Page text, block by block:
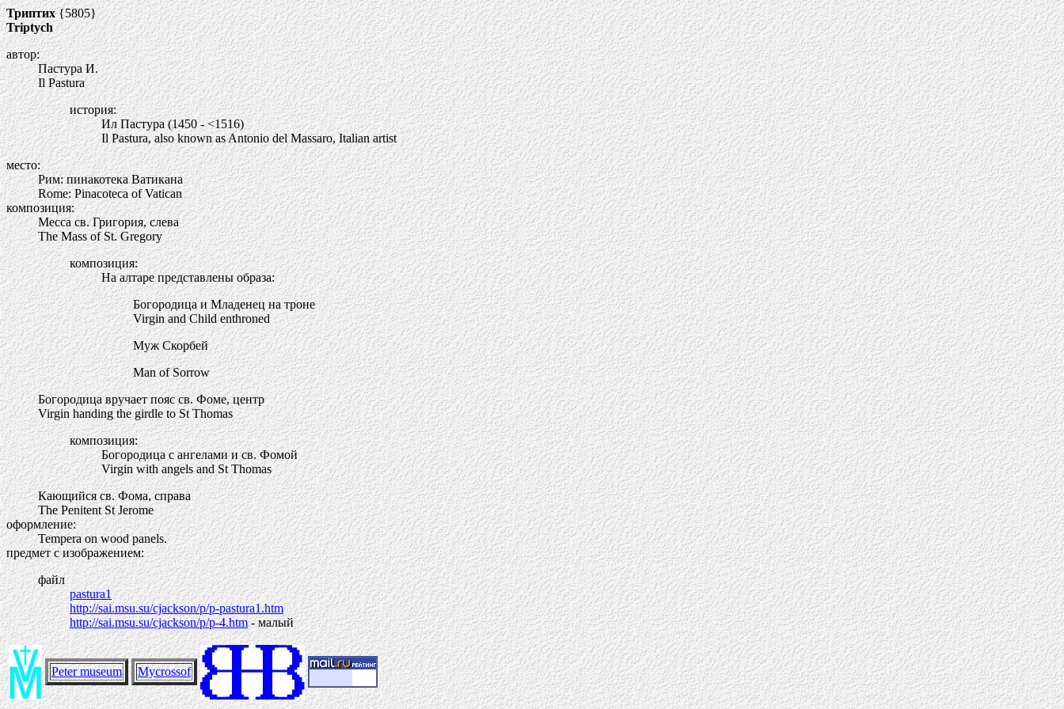
Триптих{5805}
Triptych
автор:
Пастура И.
Il Pastura
история:
Ил Пастура (1450 - <1516)
Il Pastura, also known as Antonio del Massaro, Italian artist
место:
Рим: пинакотека Ватикана
Rome: Pinacoteca of Vatican
композиция:
Месса св. Григория, слева
The Mass of St. Gregory
композиция:
На алтаре представлены образа:
Богородица и Младенец на троне
Virgin and Child enthroned
Муж Скорбей
Man of Sorrow
Богородица вручает пояс св. Фоме, центр
Virgin handing the girdle to St Thomas
композиция:
Богородица с ангелами и св. Фомой
Virgin with angels and St Thomas
Кающийся св. Фома, справа
The Penitent St Jerome
оформление:
Tempera on wood panels.
предмет с изображением:
файл
pastura1
http://sai.msu.su/cjackson/p/p-pastura1.htm
http://sai.msu.su/cjackson/p/p-4.htm- малый
Peter museum Mycrossof